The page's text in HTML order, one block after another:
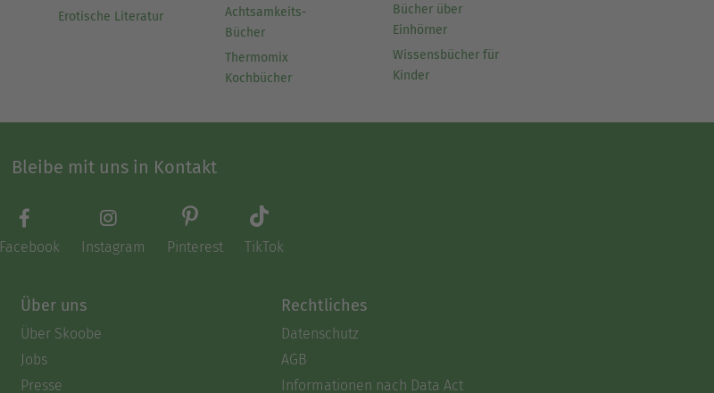
Erotische Literatur
Achtsamkeits-
Bücher
Thermomix
Kochbücher
Bücher über
Einhörner
Wissensbücher für
Kinder
Bleibe mit uns in Kontakt
Facebook Instagram Pinterest TikTok
Über uns
Über Skoobe
Jobs
Presse
Rechtliches
Datenschutz
AGB
Informationen nach Data Act